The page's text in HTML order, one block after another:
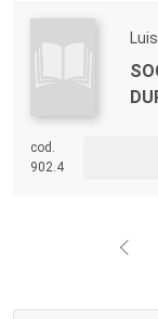
cod.
902.4